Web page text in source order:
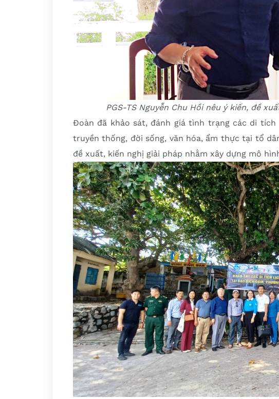
PGS-TS Nguyễn Chu Hồi nêu ý kiến, đề
Đoàn đã khảo sát, đánh giá tình trạng các di
truyền thống, đời sống, văn hóa, ẩm thực tại tổ
đề xuất, kiến nghị giải pháp nhằm xây dựng mô